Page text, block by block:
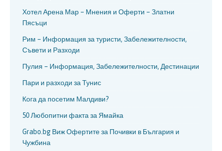
Хотел Арена Мар – Мнения и Оферти – Златни
Пясъци
Рим – Информация за туристи, Забележителности,
Съвети и Разходи
Пулия – Информация, Забележителности, Дестинации
Пари и разходи за Тунис
Кога да посетим Малдиви?
50 Любопитни факта за Ямайка
Grabo.bg Виж Офертите за Почивки в България и
Чужбина